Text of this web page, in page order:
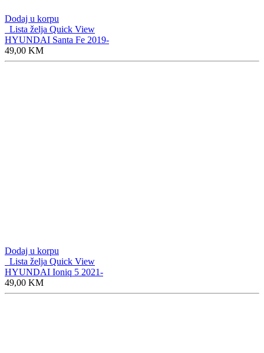
Dodaj u korpu
Lista želja Quick View
HYUNDAI Santa Fe 2019-
49,00 KM
Dodaj u korpu
Lista želja Quick View
HYUNDAI Ioniq 5 2021-
49,00 KM